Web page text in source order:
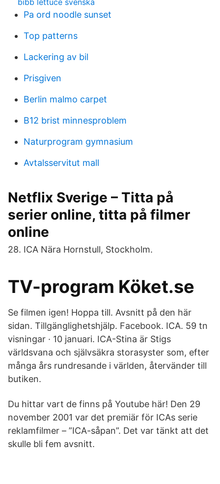
bibb lettuce svenska
Pa ord noodle sunset
Top patterns
Lackering av bil
Prisgiven
Berlin malmo carpet
B12 brist minnesproblem
Naturprogram gymnasium
Avtalsservitut mall
Netflix Sverige – Titta på
serier online, titta på filmer
online
28. ICA Nära Hornstull, Stockholm.
TV-program Köket.se
Se filmen igen! Hoppa till. Avsnitt på den här
sidan. Tillgänglighetshjälp. Facebook. ICA. 59 tn
visningar · 10 januari. ICA-Stina är Stigs
världsvana och självsäkra storasyster som, efter
många års rundresande i världen, återvänder till
butiken.
Du hittar vart de finns på Youtube här! Den 29
november 2001 var det premiär för ICAs serie
reklamfilmer – ”ICA-såpan”. Det var tänkt att det
skulle bli fem avsnitt.